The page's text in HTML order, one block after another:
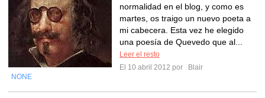
normalidad en el blog, y como es
martes, os traigo un nuevo poeta a
mi cabecera. Esta vez he elegido
una poesía de Quevedo que al...
Leer el resto
El 10 abril 2012 por
Blair
NONE